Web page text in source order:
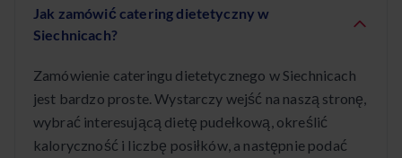
Jak zamówić catering dietetyczny w
Siechnicach?
Zamówienie cateringu dietetycznego w Siechnicach
jest bardzo proste. Wystarczy wejść na naszą stronę,
wybrać interesującą dietę pudełkową, określić
kaloryczność i liczbę posiłków, a następnie podać